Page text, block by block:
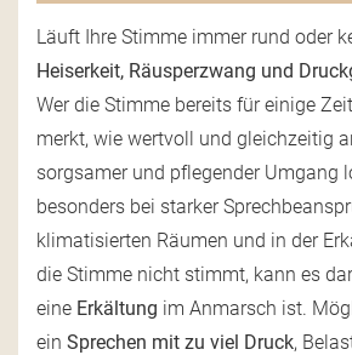
Läuft Ihre Stimme immer rund oder
Heiserkeit, Räusperzwang und
Wer die Stimme bereits für einige
merkt, wie wertvoll und gleichzeitig
sorgsamer und pflegender Umgang
besonders bei starker
klimatisierten Räumen und in der
die Stimme nicht stimmt, kann es
eine Erkältung im Anmarsch ist.
ein Sprechen mit zu viel Druck,